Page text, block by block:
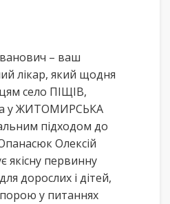
– ваш
лікар, який щодня
село ПІЩІВ,
у ЖИТОМИРСЬКА
підходом до
Олексій
якісну первинну
дорослих і дітей,
у питаннях